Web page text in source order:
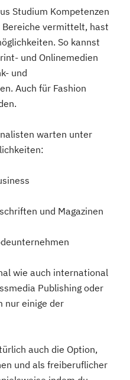
Studium Kompetenzen
vermittelt, hast
So kannst
und Onlinemedien
und
Auch für Fashion
warten unter
und Magazinen
wie auch international
Publishing oder
nur einige der
auch die Option,
und als freiberuflicher